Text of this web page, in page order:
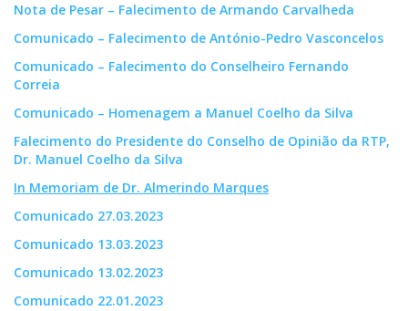
Nota de Pesar – Falecimento de Armando Carvalheda
Comunicado – Falecimento de António-Pedro Vasconcelos
Comunicado – Falecimento do Conselheiro Fernando
Correia
Comunicado – Homenagem a Manuel Coelho da Silva
Falecimento do Presidente do Conselho de Opinião da RTP,
Dr. Manuel Coelho da Silva
In Memoriam de Dr. Almerindo Marques
Comunicado 27.03.2023
Comunicado 13.03.2023
Comunicado 13.02.2023
Comunicado 22.01.2023